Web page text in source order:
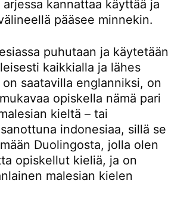
kannattaa käyttää ja
pääsee minnekin.
puhutaan ja käytetään
kaikkialla ja lähes
saatavilla englanniksi, on
opiskella nämä pari
kieltä – tai
indonesiaa, sillä se
Duolingosta, jolla olen
opiskellut kieliä, ja on
malesian kielen